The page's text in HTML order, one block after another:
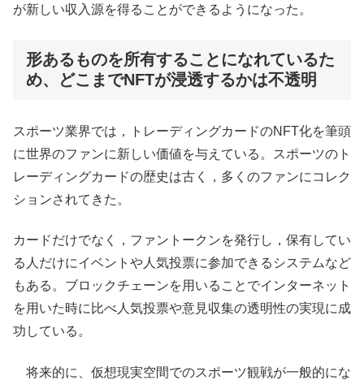
が新しい収入源を得ることができるようになった。
形あるものを所有することになれているた
め、どこまでNFTが浸透するかは不透明
スポーツ業界では，トレーディングカードのNFT化を筆頭
に世界のファンに新しい価値を与えている。スポーツのト
レーディングカードの歴史は古く，多くのファンにコレク
ションされてきた。
カードだけでなく，ファントークンを発行し，保有してい
る人だけにイベントや人気投票に参加できるシステムなど
もある。ブロックチェーンを用いることでインターネット
を用いた時に比べ人気投票や意見収集の透明性の実現に成
功している。
将来的に、仮想現実空間でのスポーツ観戦が一般的にな